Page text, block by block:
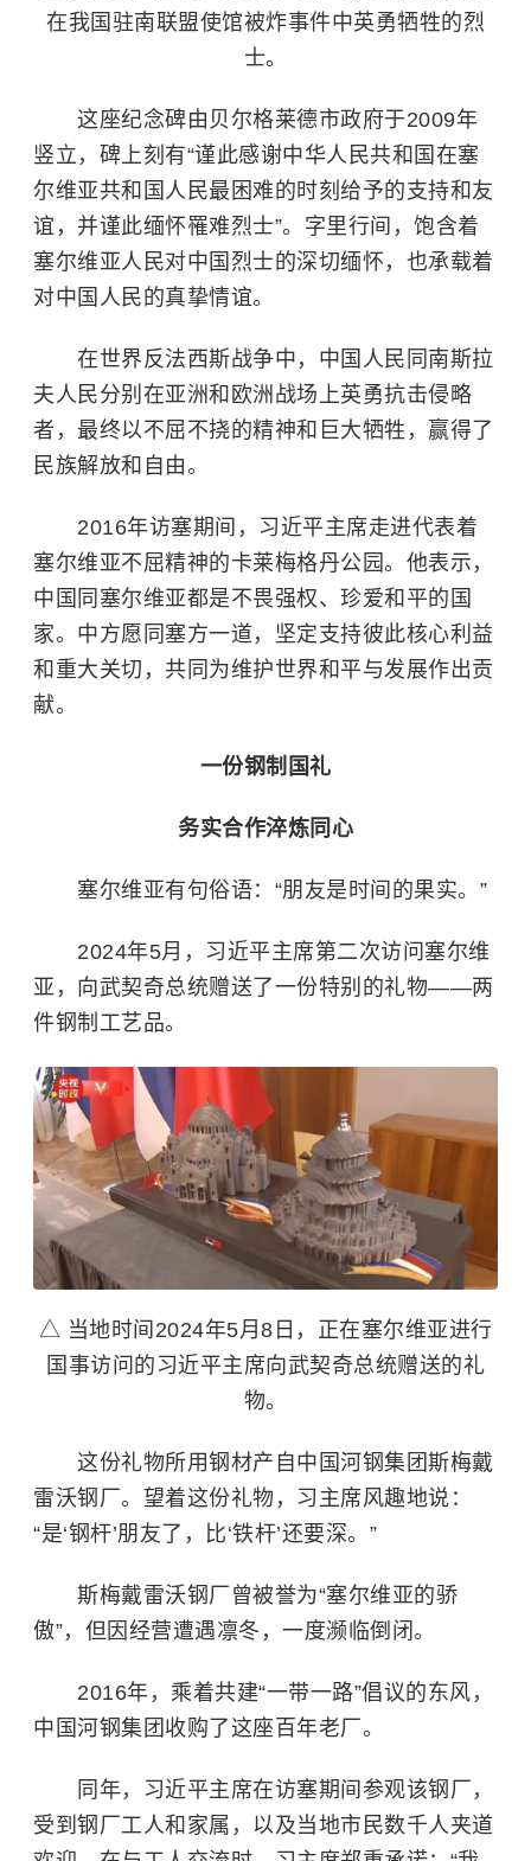
在我国驻南联盟使馆被炸事件中英勇牺牲的烈
士。
这座纪念碑由贝尔格莱德市政府于2009年
竖立，碑上刻有“谨此感谢中华人民共和国在塞
尔维亚共和国人民最困难的时刻给予的支持和友
谊，并谨此缅怀罹难烈士”。字里行间，饱含着
塞尔维亚人民对中国烈士的深切缅怀，也承载着
对中国人民的真挚情谊。
在世界反法西斯战争中，中国人民同南斯拉
夫人民分别在亚洲和欧洲战场上英勇抗击侵略
者，最终以不屈不挠的精神和巨大牺牲，赢得了
民族解放和自由。
2016年访塞期间，习近平主席走进代表着
塞尔维亚不屈精神的卡莱梅格丹公园。他表示，
中国同塞尔维亚都是不畏强权、珍爱和平的国
家。中方愿同塞方一道，坚定支持彼此核心利益
和重大关切，共同为维护世界和平与发展作出贡
献。
一份钢制国礼
务实合作淬炼同心
塞尔维亚有句俗语：“朋友是时间的果实。”
2024年5月，习近平主席第二次访问塞尔维
亚，向武契奇总统赠送了一份特别的礼物——两
件钢制工艺品。
△ 当地时间2024年5月8日，正在塞尔维亚进行
国事访问的习近平主席向武契奇总统赠送的礼
物。
这份礼物所用钢材产自中国河钢集团斯梅戴
雷沃钢厂。望着这份礼物，习主席风趣地说：
“是‘钢杆’朋友了，比‘铁杆’还要深。”
斯梅戴雷沃钢厂曾被誉为“塞尔维亚的骄
傲”，但因经营遭遇凛冬，一度濒临倒闭。
2016年，乘着共建“一带一路”倡议的东风，
中国河钢集团收购了这座百年老厂。
同年，习近平主席在访塞期间参观该钢厂，
受到钢厂工人和家属，以及当地市民数千人夹道